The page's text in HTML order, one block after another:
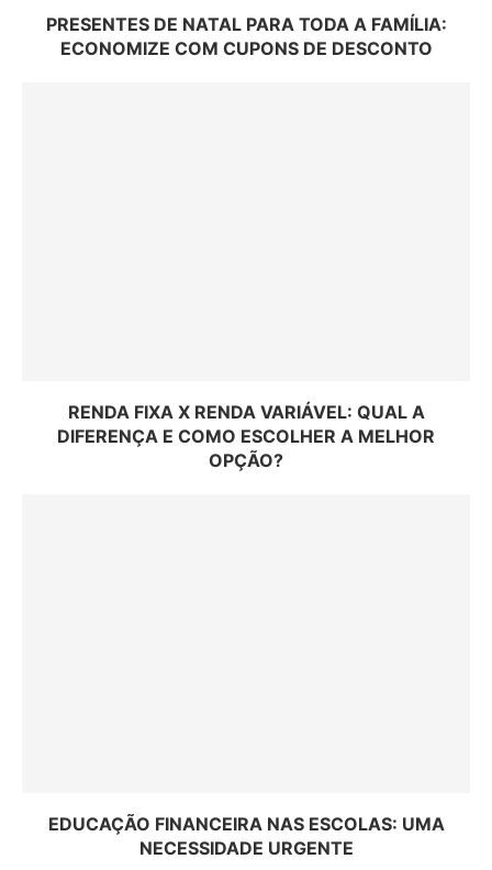
PRESENTES DE NATAL PARA TODA A FAMÍLIA:
ECONOMIZE COM CUPONS DE DESCONTO
RENDA FIXA X RENDA VARIÁVEL: QUAL A
DIFERENÇA E COMO ESCOLHER A MELHOR
OPÇÃO?
EDUCAÇÃO FINANCEIRA NAS ESCOLAS: UMA
NECESSIDADE URGENTE